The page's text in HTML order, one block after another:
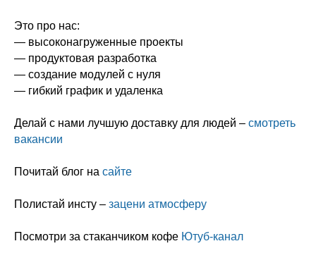
Это про нас:
— высоконагруженные проекты
— продуктовая разработка
— создание модулей с нуля
— гибкий график и удаленка
Делай с нами лучшую доставку для людей – смотреть
вакансии
Почитай блог на сайте
Полистай инсту – зацени атмосферу
Посмотри за стаканчиком кофе Ютуб-канал